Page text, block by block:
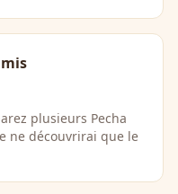
plusieurs Pecha
ne découvrirai que le